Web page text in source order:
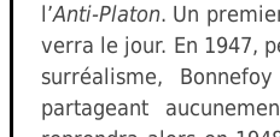
l’Anti-Platon. Un
verra le jour. En 1947,
surréalisme,
partageant